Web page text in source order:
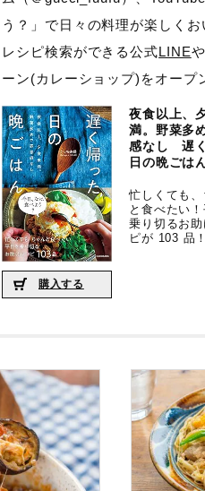
う？」で日々の料理が楽しく
レシピ検索ができる公式LINEや
ーン(カレーショップ)をオープ
購入する
夜食以上、
満。野菜多
感なし 遅
日の晩ごは
忙しくても
と食べたい
乗り切るお
ピが 103 品